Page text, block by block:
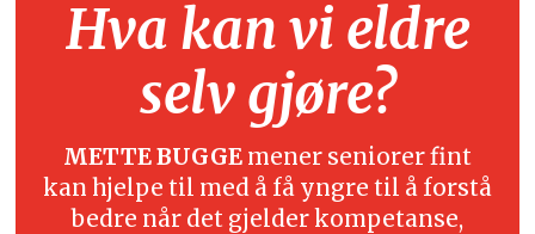
Hva kan vi eldre
selv gjøre?
METTE BUGGE mener seniorer fint
kan hjelpe til med å få yngre til å forstå
bedre når det gjelder kompetanse,